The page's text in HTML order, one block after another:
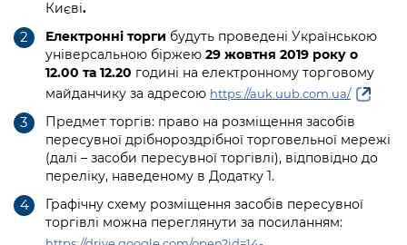
Графік роботи та прийому громадян
Вакансії
Статистика
Звернення громадян
Регуляторна діяльність
Культура, спорт, дозвілля
Бізнес та ліцензування
Фінанси та бюджет
Безпека та правопорядок
Іноземцям / For foreigners
Громадська рада
Петиції
Відкритий бюджет
Контактний центр
Допомога учасникам АТО
Рада з питань внутрішньо переміщених
осіб при Київській міській військовій
адміністрації
інших актів
Нормативна база
Питання і відповіді про публічну
Порядок оскарження рішень, дій чи
бездіяльності розпорядників інформації
Звіти про опрацювання запитів на
публічну інформацію
Порядок акредитації медіа /
Accreditation process
Подати журналістський запит /
Submitting a media request
Зйомки в лікарнях в умовах воєнного
стану / Rules for media coverage of
hospitals at work under martial law
Контакти для медіа / Contacts for mass
media
Києві.
Електронні торги будуть проведені Українською
універсальною біржею 29 жовтня 2019 року о
12.00 та 12.20 годині на електронному торговому
майданчику за адресою https://auk.uub.com.ua/
Предмет торгів: право на розміщення засобів
пересувної дрібнороздрібної торговельної мережі
(далі – засоби пересувної торгівлі), відповідно до
переліку, наведеному в Додатку 1.
Графічну схему розміщення засобів пересувної
торгівлі можна переглянути за посиланням: